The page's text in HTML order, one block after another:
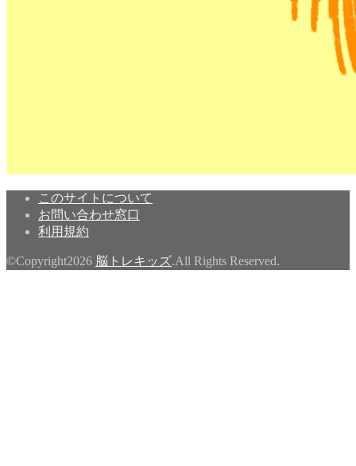
このサイトについて
お問い合わせ窓口
利用規約
©Copyright2026 脳トレキッズ.All Rights Reserved.